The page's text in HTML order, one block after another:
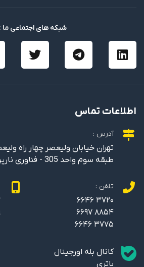
شبکه های اجتماعی ما :
اطلاعات تماس
آدرس :
تهران خیابان ولیعصر چهار راه
طبقه سوم واحد 305 - فناوری نارین پردازش ایرانیان
تلفن :
6646 3720
6697 8854
6646 3775
کانال بله اورجینال
باتری